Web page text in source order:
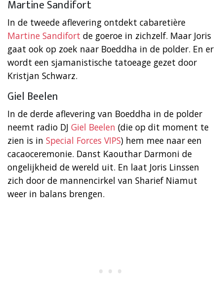
Martine Sandifort
In de tweede aflevering ontdekt cabaretière
Martine Sandifort de goeroe in zichzelf. Maar Joris
gaat ook op zoek naar Boeddha in de polder. En er
wordt een sjamanistische tatoeage gezet door
Kristjan Schwarz.
Giel Beelen
In de derde aflevering van Boeddha in de polder
neemt radio DJ Giel Beelen (die op dit moment te
zien is in Special Forces VIPS) hem mee naar een
cacaoceremonie. Danst Kaouthar Darmoni de
ongelijkheid de wereld uit. En laat Joris Linssen
zich door de mannencirkel van Sharief Niamut
weer in balans brengen.